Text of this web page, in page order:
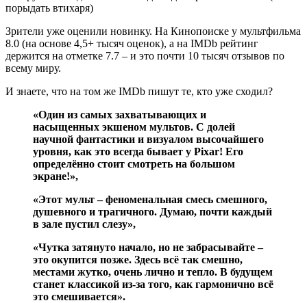
Зрители уже оценили новинку. На Кинопоиске у мультфильма
8.0 (на основе 4,5+ тысяч оценок), а на IMDb рейтинг
держится на отметке 7.7 – и это почти 10 тысяч отзывов по
всему миру.
И знаете, что на том же IMDb пишут те, кто уже сходил?
«Один из самых захватывающих и
насыщенных экшеном мультов. С долей
научной фантастики и визуалом высочайшего
уровня, как это всегда бывает у Pixar! Его
определённо стоит смотреть на большом
экране!»,
«Этот мульт – феноменальная смесь смешного,
душевного и трагичного. Думаю, почти каждый
в зале пустил слезу»,
«Чутка затянуто начало, но не забрасывайте –
это окупится позже. Здесь всё так смешно,
местами жутко, очень лично и тепло. В будущем
станет классикой из-за того, как гармонично всё
это смешивается».